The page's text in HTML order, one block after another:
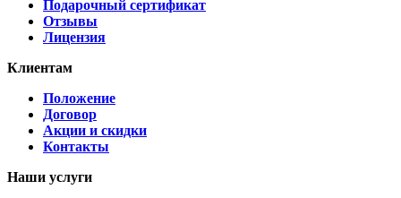
Подарочный сертификат
Отзывы
Лицензия
Клиентам
Положение
Договор
Акции и скидки
Контакты
Наши услуги